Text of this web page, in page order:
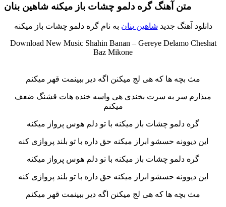
متن آهنگ گره دلمو چشات باز میکنه شاهین بنان
دانلود آهنگ جدید شاهین بنان به نام گره دلمو چشات باز میکنه
Download New Music Shahin Banan – Gereye Delamo Cheshat
Baz Mikone
مث بچه ها که هی لج میکنن اگه دیر ببینمت قهر میکنم
میذارم سر به سرت بخندی هی واسه خنده هات قشنگ ضعف
میکنم
گره دلمو چشات باز میکنه با تو دلم هوس پرواز میکنه
این دیوونه حسشو ابراز میکنه حق داره با تو بلند پروازی کنه
گره دلمو چشات باز میکنه با تو دلم هوس پرواز میکنه
این دیوونه حسشو ابراز میکنه حق داره با تو بلند پروازی کنه
مث بچه ها که هی لج میکنن اگه دیر ببینمت قهر میکنم